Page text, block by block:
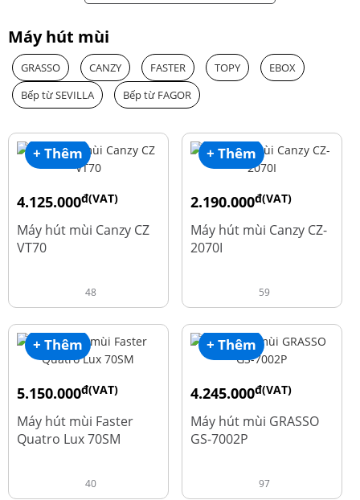
Máy hút mùi
GRASSO CANZY FASTER TOPY
EBOX
Bếp từ SEVILLA
Bếp từ FAGOR
+ Thêm
4.125.000đ(VAT)
8.500.000
Máy hút mùi Canzy CZ
VT70
48
+ Thêm
2.190.000đ(VAT)
4.450.000
Máy hút mùi Canzy CZ-
2070I
59
+ Thêm
5.150.000đ(VAT)
9.700.000
Máy hút mùi Faster
Quatro Lux 70SM
40
+ Thêm
4.245.000đ(VAT)
5.660.000
Máy hút mùi GRASSO
GS-7002P
97